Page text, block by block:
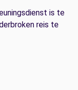
is te
reis te